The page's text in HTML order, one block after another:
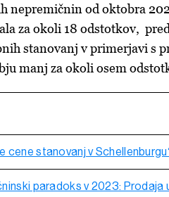
nepremičnin od oktobra
za okoli 18 odstotkov,
stanovanj v primerjavi s
manj za okoli osem
cene stanovanj v
paradoks v 2023: Prodaja